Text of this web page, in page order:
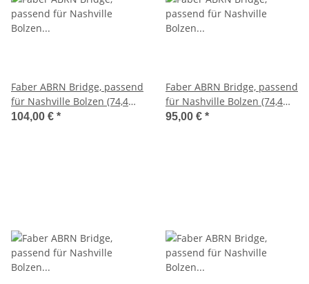
Faber ABRN Bridge, passend
für Nashville Bolzen (74,4
mm), vergoldet, aged, Nylon
104,00 € *
Faber ABRN Bridge, passend
für Nashville Bolzen (74,4
mm), vergoldet, glänzend,
95,00 € *